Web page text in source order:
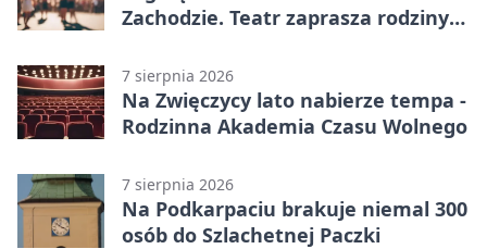
Zachodzie. Teatr zaprasza rodziny
7 sierpnia 2026
Na Zwięczycy lato nabierze tempa -
Rodzinna Akademia Czasu Wolnego
7 sierpnia 2026
Na Podkarpaciu brakuje niemal 300
osób do Szlachetnej Paczki